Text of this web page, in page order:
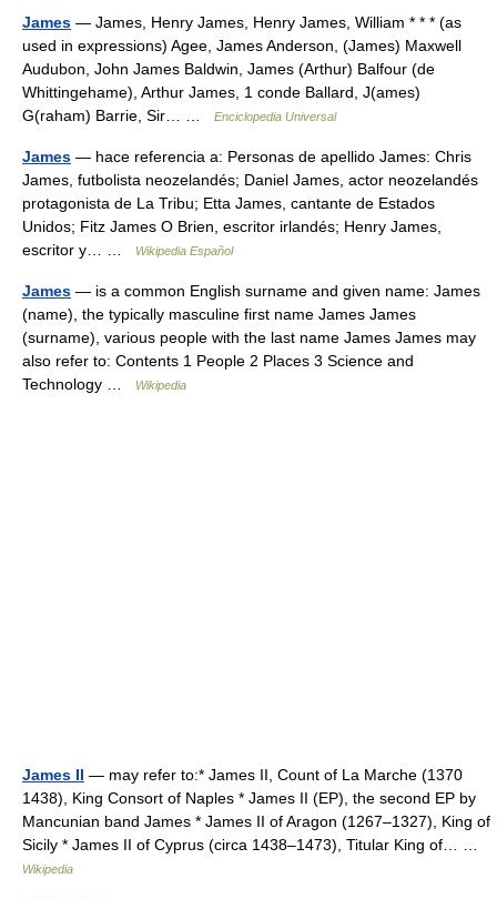
James — James, Henry James, Henry James, William * * * (as
used in expressions) Agee, James Anderson, (James) Maxwell
Audubon, John James Baldwin, James (Arthur) Balfour (de
Whittingehame), Arthur James, 1 conde Ballard, J(ames)
G(raham) Barrie, Sir… …
Enciclopedia Universal
James — hace referencia a: Personas de apellido James: Chris
James, futbolista neozelandés; Daniel James, actor neozelandés
protagonista de La Tribu; Etta James, cantante de Estados
Unidos; Fitz James O Brien, escritor irlandés; Henry James,
escritor y… …
Wikipedia Español
James — is a common English surname and given name: James
(name), the typically masculine first name James James
(surname), various people with the last name James James may
also refer to: Contents 1 People 2 Places 3 Science and
Technology …
Wikipedia
James II — may refer to:* James II, Count of La Marche (1370
1438), King Consort of Naples * James II (EP), the second EP by
Mancunian band James * James II of Aragon (1267–1327), King of
Sicily * James II of Cyprus (circa 1438–1473), Titular King of… …
Wikipedia